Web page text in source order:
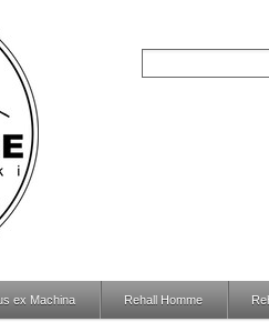
ex Machina Rehall Homme